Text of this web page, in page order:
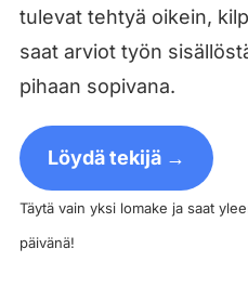
tulevat tehtyä oikein,
saat arviot työn
pihaan sopivana.
Löydä tekijä →
Täytä vain yksi lomake ja saat
päivänä!